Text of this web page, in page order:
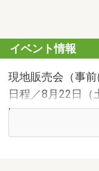
イベント情報
現地販売会（事前
日程／8月22日（
時間／10:00～